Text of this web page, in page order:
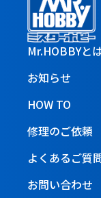
Mr.HOBBYと
お知らせ
HOW TO
修理のご依頼
よくあるご質
お問い合わせ